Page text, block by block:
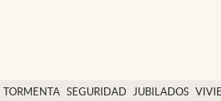
TORMENTA SEGURIDAD JUBILADOS
Economía y finanzas